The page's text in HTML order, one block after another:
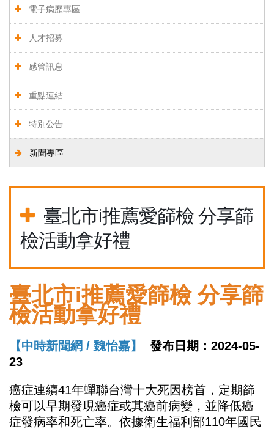
電子病歷專區
人才招募
感管訊息
重點連結
特別公告
新聞專區
臺北市i推薦愛篩檢 分享篩
檢活動拿好禮
臺北市i推薦愛篩檢 分享篩
檢活動拿好禮
【中時新聞網 / 魏怡嘉】
發布日期：2024-05-
23
癌症連續41年蟬聯台灣十大死因榜首，定期篩
檢可以早期發現癌症或其癌前病變，並降低癌
症發病率和死亡率。依據衛生福利部110年國民